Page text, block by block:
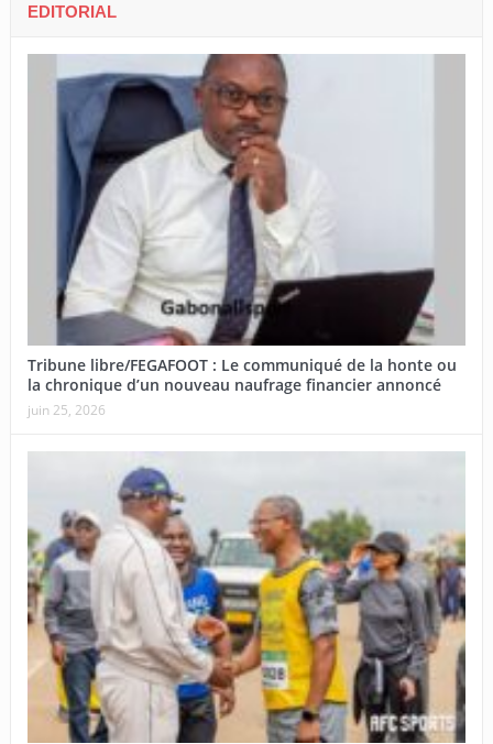
EDITORIAL
Tribune libre/FEGAFOOT : Le communiqué de la honte ou
la chronique d’un nouveau naufrage financier annoncé
juin 25, 2026